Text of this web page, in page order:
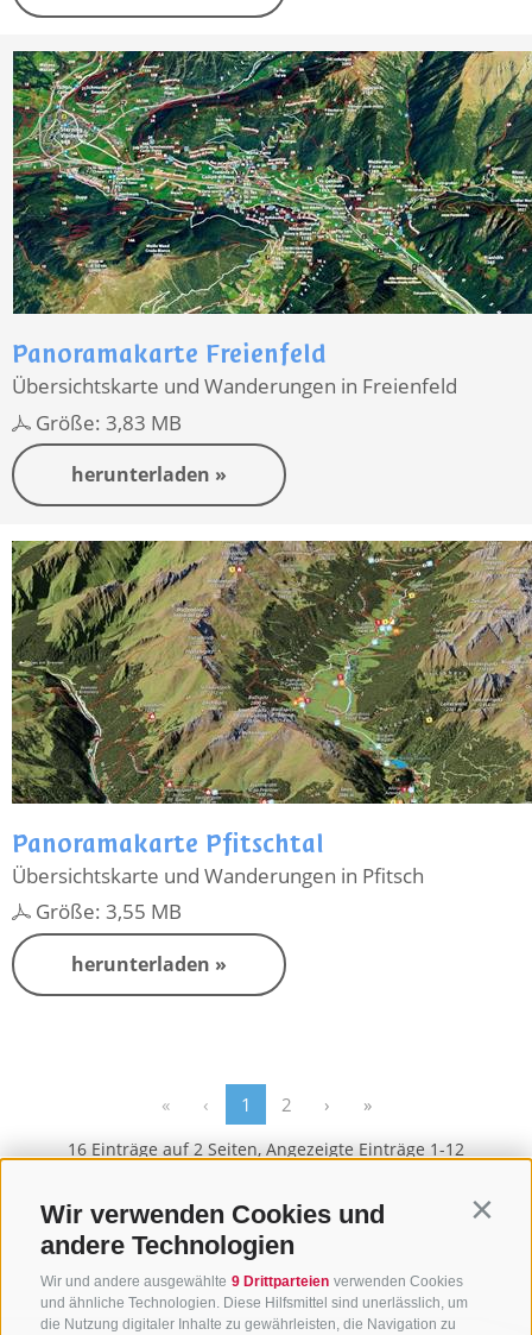
Wir verwenden Cookies und
andere Technologien
Wir und andere ausgewählte 9 Drittparteien verwenden Cookies
und ähnliche Technologien. Diese Hilfsmittel sind unerlässlich, um
die Nutzung digitaler Inhalte zu gewährleisten, die Navigation zu
Panoramakarte Freienfeld
Übersichtskarte und Wanderungen in Freienfeld
Größe: 3,83 MB
herunterladen »
Panoramakarte Pfitschtal
Übersichtskarte und Wanderungen in Pfitsch
Größe: 3,55 MB
herunterladen »
« ‹ 1 2 › »
16 Einträge auf 2 Seiten, Angezeigte Einträge 1-12